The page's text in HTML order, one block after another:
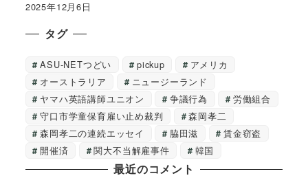
2025年12月6日
タグ
ASU-NETつどい pickup
アメリカ
オーストラリア
ニュージーランド
ヤマハ英語講師ユニオン
争議行為
労働組合
守口市学童保育雇い止め裁判
森岡孝二
森岡孝二の連続エッセイ
脇田滋
賃金窃盗
開催済
関大不当解雇事件 韓国
最近のコメント